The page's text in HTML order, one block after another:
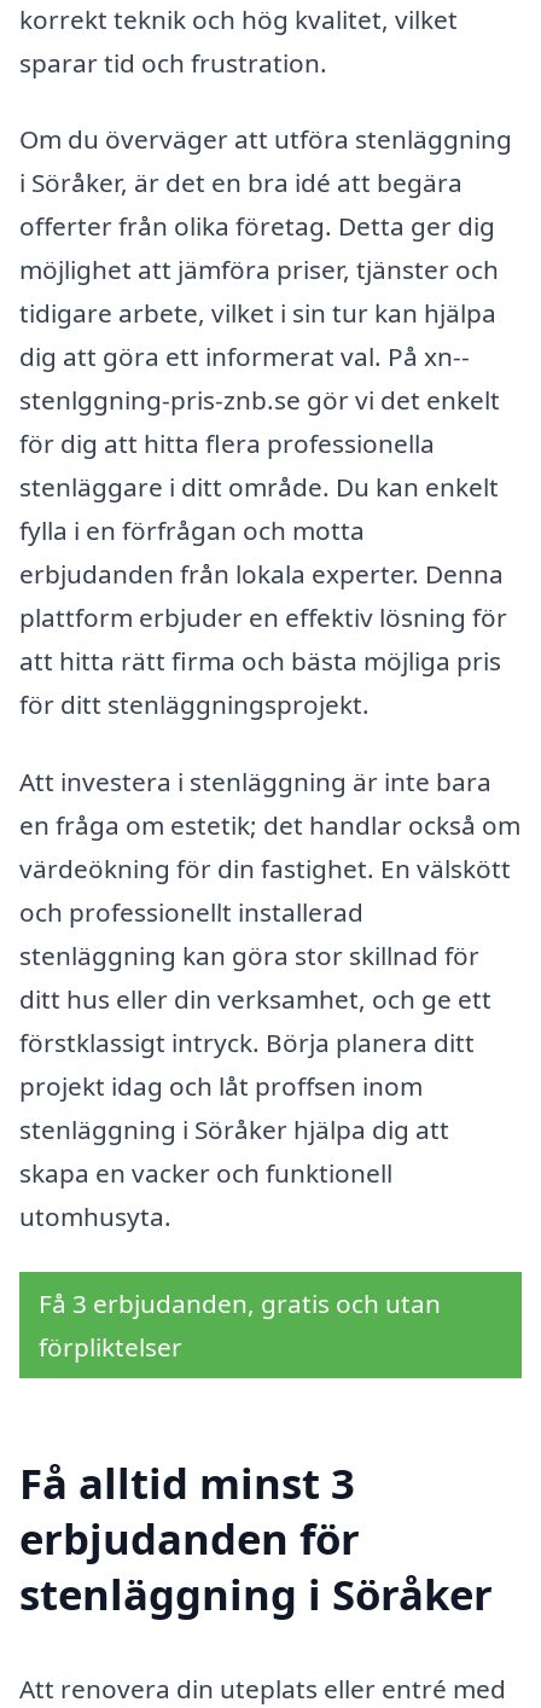
korrekt teknik och hög kvalitet, vilket
sparar tid och frustration.
Om du överväger att utföra stenläggning
i Söråker, är det en bra idé att begära
offerter från olika företag. Detta ger dig
möjlighet att jämföra priser, tjänster och
tidigare arbete, vilket i sin tur kan hjälpa
dig att göra ett informerat val. På xn--
stenlggning-pris-znb.se gör vi det enkelt
för dig att hitta flera professionella
stenläggare i ditt område. Du kan enkelt
fylla i en förfrågan och motta
erbjudanden från lokala experter. Denna
plattform erbjuder en effektiv lösning för
att hitta rätt firma och bästa möjliga pris
för ditt stenläggningsprojekt.
Att investera i stenläggning är inte bara
en fråga om estetik; det handlar också om
värdeökning för din fastighet. En välskött
och professionellt installerad
stenläggning kan göra stor skillnad för
ditt hus eller din verksamhet, och ge ett
förstklassigt intryck. Börja planera ditt
projekt idag och låt proffsen inom
stenläggning i Söråker hjälpa dig att
skapa en vacker och funktionell
utomhusyta.
Få 3 erbjudanden, gratis och utan
förpliktelser
Få alltid minst 3
erbjudanden för
stenläggning i Söråker
Att renovera din uteplats eller entré med